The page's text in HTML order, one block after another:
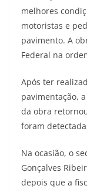
melhores
motoristas e
pavimento. A
Federal na
Após ter
pavimentação,
da obra
foram
Na ocasião, o
Gonçalves
depois que a